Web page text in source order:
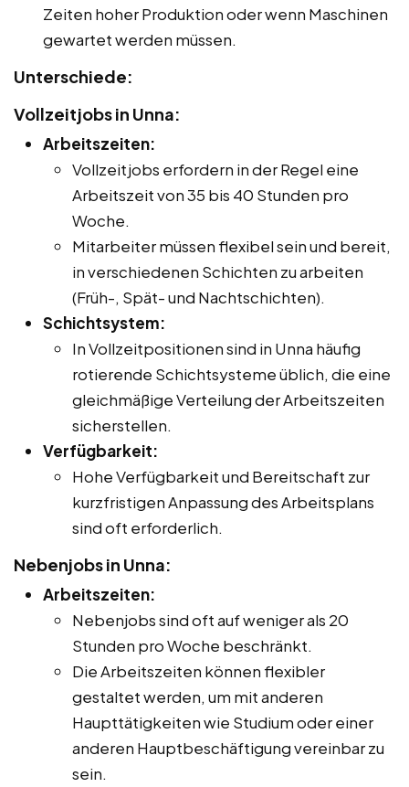
Zeiten hoher Produktion oder wenn Maschinen
gewartet werden müssen.
Unterschiede:
Vollzeitjobs in Unna:
Arbeitszeiten:
Vollzeitjobs erfordern in der Regel eine
Arbeitszeit von 35 bis 40 Stunden pro
Woche.
Mitarbeiter müssen flexibel sein und bereit,
in verschiedenen Schichten zu arbeiten
(Früh-, Spät- und Nachtschichten).
Schichtsystem:
In Vollzeitpositionen sind in Unna häufig
rotierende Schichtsysteme üblich, die eine
gleichmäßige Verteilung der Arbeitszeiten
sicherstellen.
Verfügbarkeit:
Hohe Verfügbarkeit und Bereitschaft zur
kurzfristigen Anpassung des Arbeitsplans
sind oft erforderlich.
Nebenjobs in Unna:
Arbeitszeiten:
Nebenjobs sind oft auf weniger als 20
Stunden pro Woche beschränkt.
Die Arbeitszeiten können flexibler
gestaltet werden, um mit anderen
Haupttätigkeiten wie Studium oder einer
anderen Hauptbeschäftigung vereinbar zu
sein.